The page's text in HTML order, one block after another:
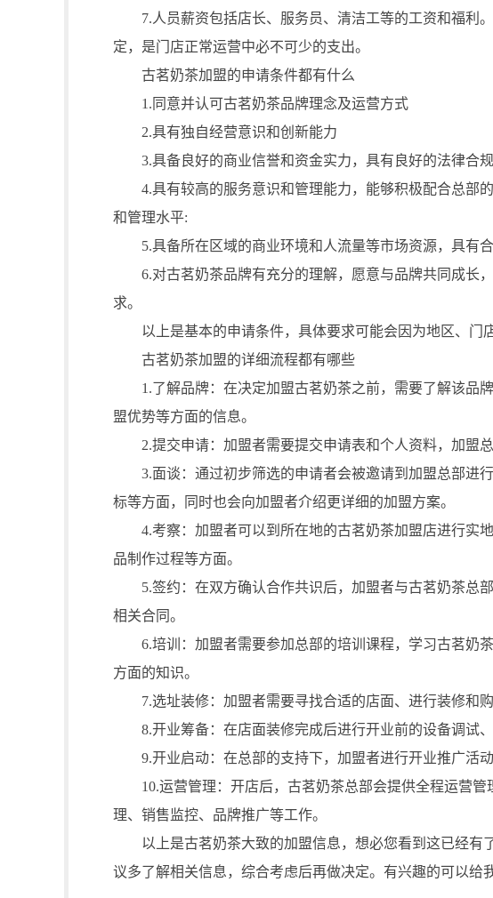
7.人员薪资包括店长、服务员、清洁工等的工资和福利
定，是门店正常运营中必不可少的支出。
古茗奶茶加盟的申请条件都有什么
1.同意并认可古茗奶茶品牌理念及运营方式
2.具有独自经营意识和创新能力
3.具备良好的商业信誉和资金实力，具有良好的法律合
4.具有较高的服务意识和管理能力，能够积极配合总部
和管理水平:
5.具备所在区域的商业环境和人流量等市场资源，具有
6.对古茗奶茶品牌有充分的理解，愿意与品牌共同成长
求。
以上是基本的申请条件，具体要求可能会因为地区、门店
古茗奶茶加盟的详细流程都有哪些
1.了解品牌：在决定加盟古茗奶茶之前，需要了解该品
盟优势等方面的信息。
2.提交申请：加盟者需要提交申请表和个人资料，加盟总
3.面谈：通过初步筛选的申请者会被邀请到加盟总部进行
标等方面，同时也会向加盟者介绍更详细的加盟方案。
4.考察：加盟者可以到所在地的古茗奶茶加盟店进行实
品制作过程等方面。
5.签约：在双方确认合作共识后，加盟者与古茗奶茶总
相关合同。
6.培训：加盟者需要参加总部的培训课程，学习古茗奶
方面的知识。
7.选址装修：加盟者需要寻找合适的店面、进行装修和购
8.开业筹备：在店面装修完成后进行开业前的设备调试、
9.开业启动：在总部的支持下，加盟者进行开业推广活动
10.运营管理：开店后，古茗奶茶总部会提供全程运营管
理、销售监控、品牌推广等工作。
以上是古茗奶茶大致的加盟信息，想必您看到这已经有
议多了解相关信息，综合考虑后再做决定。有兴趣的可以给